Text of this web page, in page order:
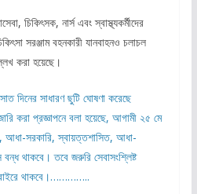
চিকিৎসক, নার্স এবং স্বাস্থ্যকর্মীদের
সরঞ্জাম বহনকারী যানবাহনও চলাচল
করা হয়েছে।
দিনের সাধারণ ছুটি ঘোষণা করেছে
করা প্রজ্ঞাপনে বলা হয়েছে, আগামী ২৫ মে
আধা-সরকারি, স্বায়ত্তশাসিত, আধা-
থাকবে। তবে জরুরি সেবাসংশ্লিষ্ট
থাকবে।…………..